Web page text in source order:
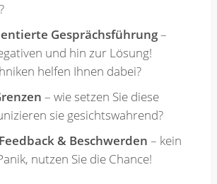
Gesprächsführung–
und hin zur Lösung!
helfen Ihnen dabei?
– wie setzen Sie diese
sie gesichtswahrend?
& Beschwerden – kein
nutzen Sie die Chance!